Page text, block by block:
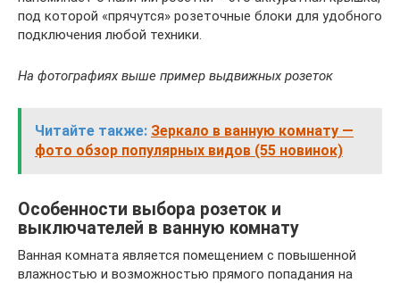
под которой «прячутся» розеточные блоки для удобного
подключения любой техники.
На фотографиях выше пример выдвижных розеток
Читайте также: Зеркало в ванную комнату —
фото обзор популярных видов (55 новинок)
Особенности выбора розеток и
выключателей в ванную комнату
Ванная комната является помещением с повышенной
влажностью и возможностью прямого попадания на